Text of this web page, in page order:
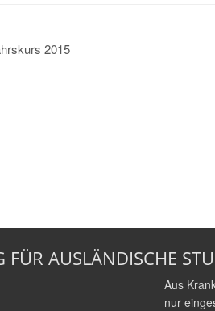
2015
FÜR AUSLÄNDISCHE
Aus
nur